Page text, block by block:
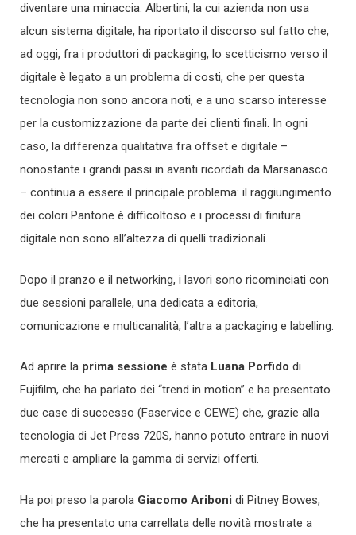
diventare una minaccia. Albertini, la cui azienda non usa
alcun sistema digitale, ha riportato il discorso sul fatto che,
ad oggi, fra i produttori di packaging, lo scetticismo verso il
digitale è legato a un problema di costi, che per questa
tecnologia non sono ancora noti, e a uno scarso interesse
per la customizzazione da parte dei clienti finali. In ogni
caso, la differenza qualitativa fra offset e digitale –
nonostante i grandi passi in avanti ricordati da Marsanasco
– continua a essere il principale problema: il raggiungimento
dei colori Pantone è difficoltoso e i processi di finitura
digitale non sono all’altezza di quelli tradizionali.
Dopo il pranzo e il networking, i lavori sono ricominciati con
due sessioni parallele, una dedicata a editoria,
comunicazione e multicanalità, l’altra a packaging e labelling.
Ad aprire la prima sessione è stata Luana Porfido di
Fujifilm, che ha parlato dei “trend in motion” e ha presentato
due case di successo (Faservice e CEWE) che, grazie alla
tecnologia di Jet Press 720S, hanno potuto entrare in nuovi
mercati e ampliare la gamma di servizi offerti.
Ha poi preso la parola Giacomo Ariboni di Pitney Bowes,
che ha presentato una carrellata delle novità mostrate a